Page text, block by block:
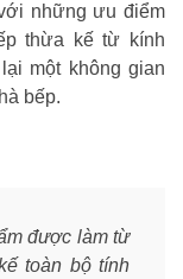
những ưu điểm
thừa kế từ kính
một không gian
bếp.
được làm từ
toàn bộ tính